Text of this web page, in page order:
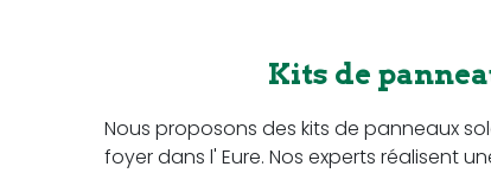
Kits de
Nous proposons des kits de panneaux
foyer dans l' Eure. Nos experts réalisent